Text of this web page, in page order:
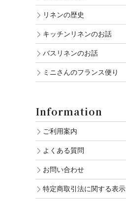
リネンの歴史
キッチンリネンのお話
バスリネンのお話
ミニさんのフランス便り
Information
ご利用案内
よくある質問
お問い合わせ
特定商取引法に関する表示